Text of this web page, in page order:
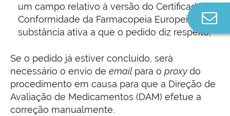
um campo relativo à versão do Certificado de
Conformidade da Farmacopeia Europeia e da
substância ativa a que o pedido diz respeito;
Se o pedido já estiver concluído, será
necessário o envio de email para o proxydo
procedimento em causa para que a Direção de
Avaliação de Medicamentos (DAM) efetue a
correção manualmente.